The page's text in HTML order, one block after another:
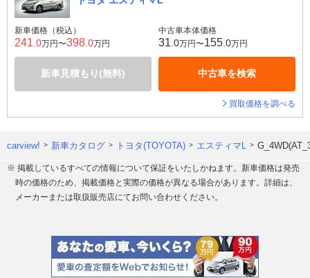
新車価格（税込）
241 .0万円〜398 .0万円
新車見積もり(無料)
中古車本体価格
31 .0万円〜155 .0万円
中古車を検索
買取価格を調べる
carview! 新車カタログ トヨタ(TOYOTA) エスティマL
※ 掲載しているすべての情報について保証をいたしかねます。新車価格は発売
時の価格のため、掲載価格と実際の価格が異なる場合があります。詳細は、
メーカーまたは取扱販売店にてお問い合わせください。